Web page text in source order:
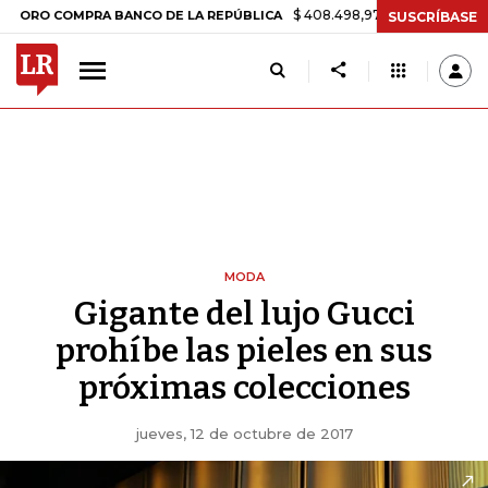
COMPRA BANCO DE LA REPÚBLICA $ 408.498,97 +$ 8.753,81 +2,19%
SUSCRÍBASE
MODA
Gigante del lujo Gucci
prohíbe las pieles en sus
próximas colecciones
jueves, 12 de octubre de 2017